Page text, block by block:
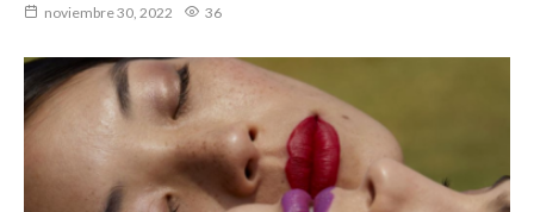
noviembre 30, 2022 36